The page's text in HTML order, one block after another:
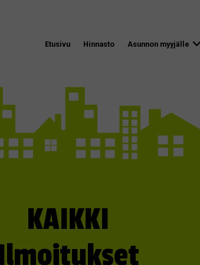
Etusivu Hinnasto Asunnon myyjälle
KAIKKI